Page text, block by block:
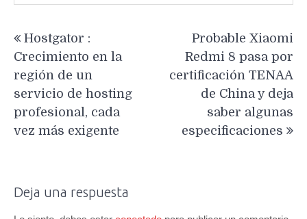
de
entradas
Hostgator :
Crecimiento en la
región de un
servicio de hosting
profesional, cada
vez más exigente
Probable Xiaomi
Redmi 8 pasa por
certificación TENAA
de China y deja
saber algunas
especificaciones
Deja una respuesta